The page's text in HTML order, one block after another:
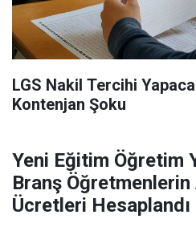
LGS Nakil Tercihi
Kontenjan Şoku
Yeni Eğitim Öğretim
Branş Öğretmenlerin
Ücretleri Hesaplandı